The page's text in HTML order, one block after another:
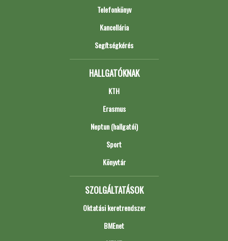
Telefonkönyv
Kancellária
Segítségkérés
HALLGATÓKNAK
KTH
Erasmus
Neptun (hallgatói)
Sport
Könyvtár
SZOLGÁLTATÁSOK
Oktatási keretrendszer
BMEnet